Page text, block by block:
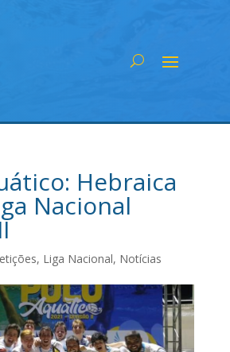
Hebraica
Nacional
, Liga Nacional, Notícias